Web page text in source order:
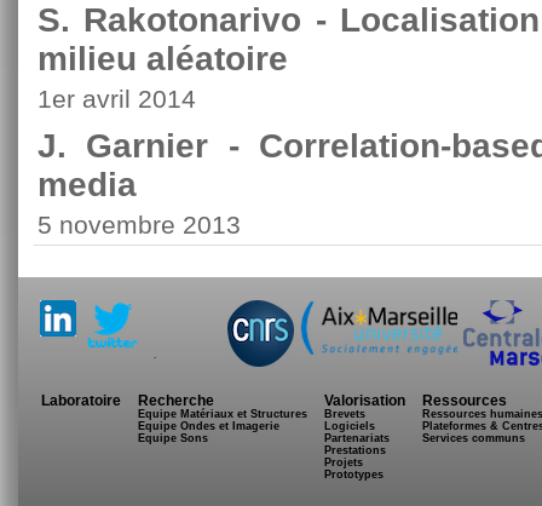
S. Rakotonarivo -
milieu aléatoire
1er avril 2014
J. Garnier - Correlation-
media
5 novembre 2013
.
Laboratoire Recherche
Equipe Matériaux et Structures
Equipe Ondes et Imagerie
Equipe Sons
Valorisation
Brevets
Logiciels
Partenariats
Prestations
Projets
Prototypes
Ressources
Ressources humaines
Plateformes &
Services communs